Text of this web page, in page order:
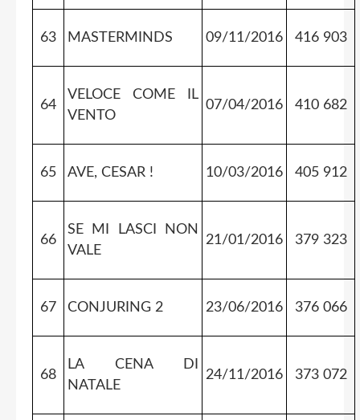
63 MASTERMINDS 09/11/2016 416 903
64
VELOCE COME IL
VENTO
07/04/2016 410 682
65 AVE, CESAR ! 10/03/2016 405 912
66
SE MI LASCI NON
VALE
21/01/2016 379 323
67 CONJURING 2 23/06/2016 376 066
68
LA CENA DI
NATALE
24/11/2016 373 072